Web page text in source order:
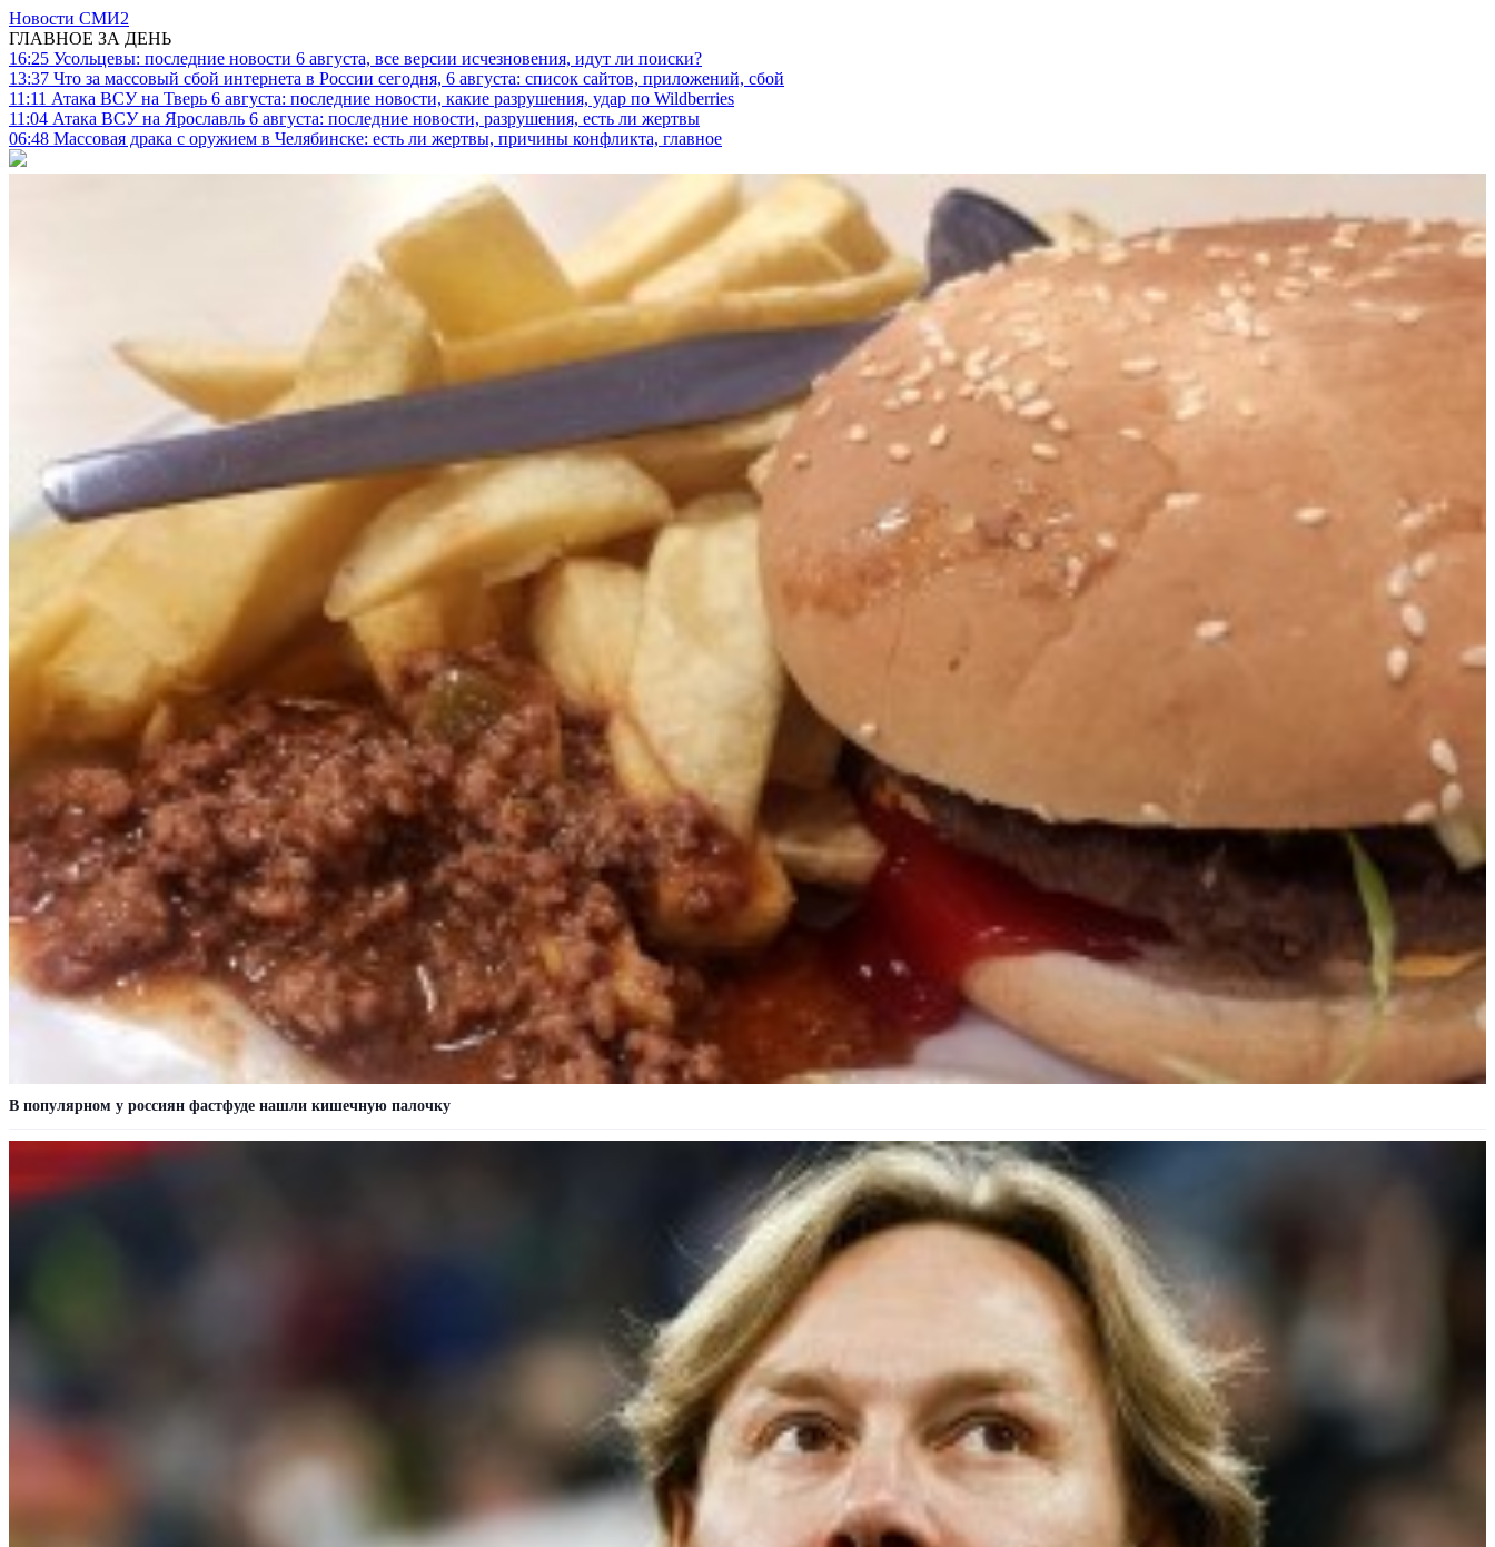
Новости СМИ2
ГЛАВНОЕ ЗА ДЕНЬ
16:25 Усольцевы: последние новости 6 августа, все версии исчезновения, идут ли поиски?
13:37 Что за массовый сбой интернета в России сегодня, 6 августа: список сайтов, приложений, сбой
11:11 Атака ВСУ на Тверь 6 августа: последние новости, какие разрушения, удар по Wildberries
11:04 Атака ВСУ на Ярославль 6 августа: последние новости, разрушения, есть ли жертвы
06:48 Массовая драка с оружием в Челябинске: есть ли жертвы, причины конфликта, главное
В популярном у россиян фастфуде нашли кишечную палочку